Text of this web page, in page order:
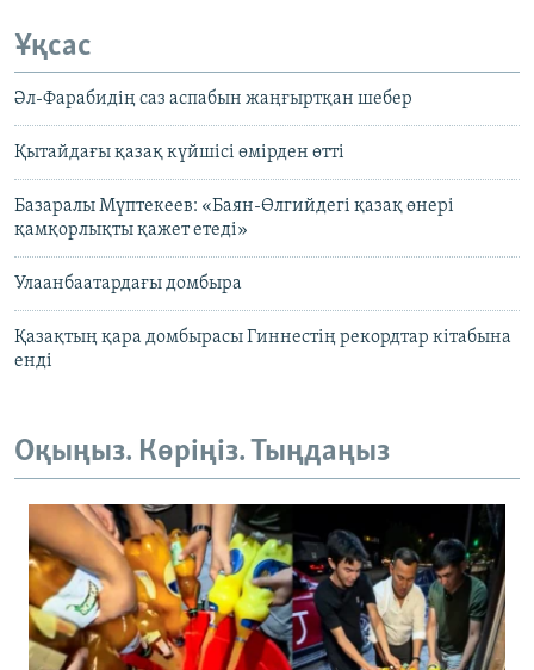
Ұқсас
Әл-Фарабидің саз аспабын жаңғыртқан шебер
Қытайдағы қазақ күйшісі өмірден өтті
Базаралы Мүптекеев: «Баян-Өлгийдегі қазақ өнері
қамқорлықты қажет етеді»
Улаанбаатардағы домбыра
Қазақтың қара домбырасы Гиннестің рекордтар кітабына
енді
Оқыңыз. Көріңіз. Тыңдаңыз